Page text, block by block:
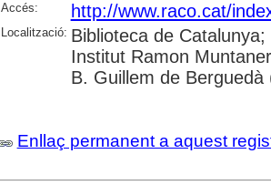
Accés: http://www.raco.cat/
Localització: Biblioteca de
Institut Ramon
B. Guillem de Berguedà
Enllaç permanent a aquest